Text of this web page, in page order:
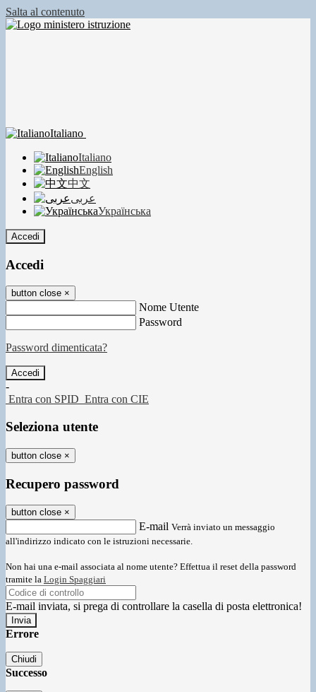
Salta al contenuto
Italiano
Italiano
English
中文
عربى
Українська
Accedi
Accedi
button close ×
Nome Utente
Password
Password dimenticata?
-
Entra con SPID Entra con CIE
Seleziona utente
button close ×
Recupero password
button close ×
E-mail Verrà inviato un messaggio
all'indirizzo indicato con le istruzioni necessarie.
Non hai una e-mail associata al nome utente? Effettua il reset della password
tramite la Login Spaggiari
E-mail inviata, si prega di controllare la casella di posta elettronica!
Errore
Chiudi
Successo